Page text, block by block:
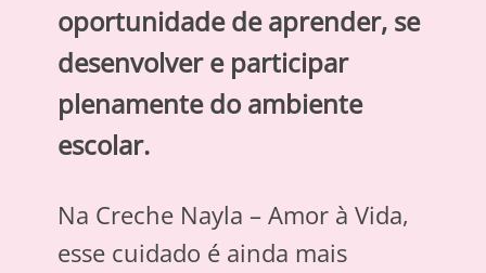
oportunidade de aprender, se
desenvolver e participar
plenamente do ambiente
escolar.
Na Creche Nayla – Amor à Vida,
esse cuidado é ainda mais